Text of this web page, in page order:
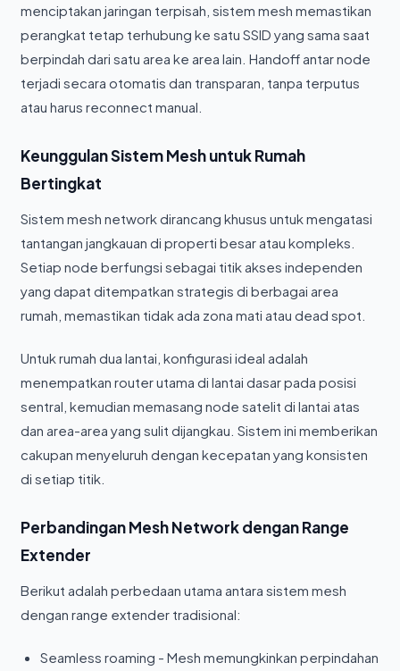
menciptakan jaringan terpisah, sistem mesh memastikan
perangkat tetap terhubung ke satu SSID yang sama saat
berpindah dari satu area ke area lain. Handoff antar node
terjadi secara otomatis dan transparan, tanpa terputus
atau harus reconnect manual.
Keunggulan Sistem Mesh untuk Rumah
Bertingkat
Sistem mesh network dirancang khusus untuk mengatasi
tantangan jangkauan di properti besar atau kompleks.
Setiap node berfungsi sebagai titik akses independen
yang dapat ditempatkan strategis di berbagai area
rumah, memastikan tidak ada zona mati atau dead spot.
Untuk rumah dua lantai, konfigurasi ideal adalah
menempatkan router utama di lantai dasar pada posisi
sentral, kemudian memasang node satelit di lantai atas
dan area-area yang sulit dijangkau. Sistem ini memberikan
cakupan menyeluruh dengan kecepatan yang konsisten
di setiap titik.
Perbandingan Mesh Network dengan Range
Extender
Berikut adalah perbedaan utama antara sistem mesh
dengan range extender tradisional:
Seamless roaming - Mesh memungkinkan perpindahan